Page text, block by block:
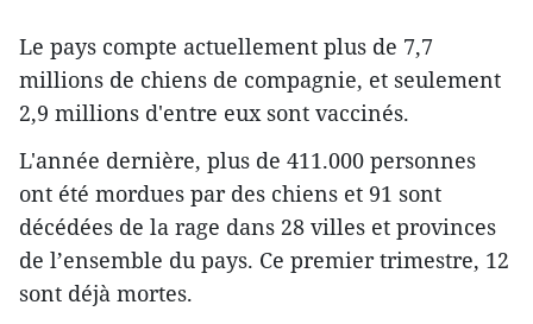
Le pays compte actuellement plus de 7,7
millions de chiens de compagnie, et seulement
2,9 millions d'entre eux sont vaccinés.
L'année dernière, plus de 411.000 personnes
ont été mordues par des chiens et 91 sont
décédées de la rage dans 28 villes et provinces
de l’ensemble du pays. Ce premier trimestre, 12
sont déjà mortes.